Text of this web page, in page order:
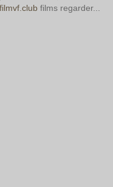
films regarder...